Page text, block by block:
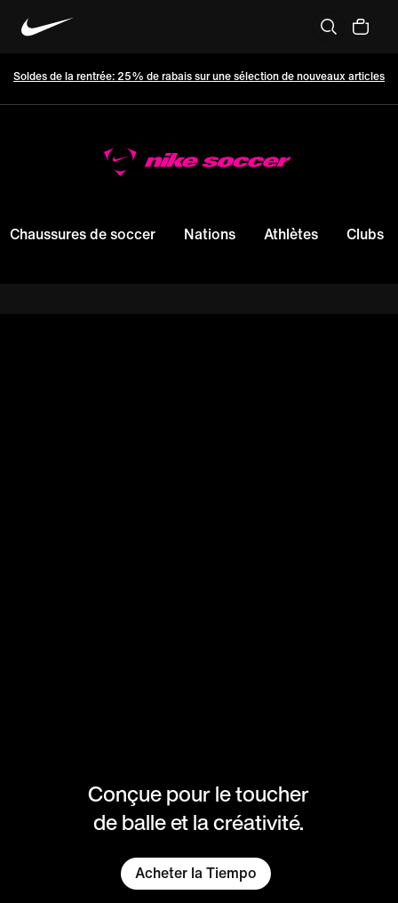
Soldes de la rentrée: 25% de rabais sur une sélection de nouveaux articles
Chaussures de soccer Nations Athlètes Clubs
Conçue pour le toucher
de balle et la créativité.
Acheter la Tiempo